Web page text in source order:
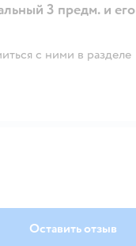
3 предм. и его
с ними в разделе
Оставить отзыв